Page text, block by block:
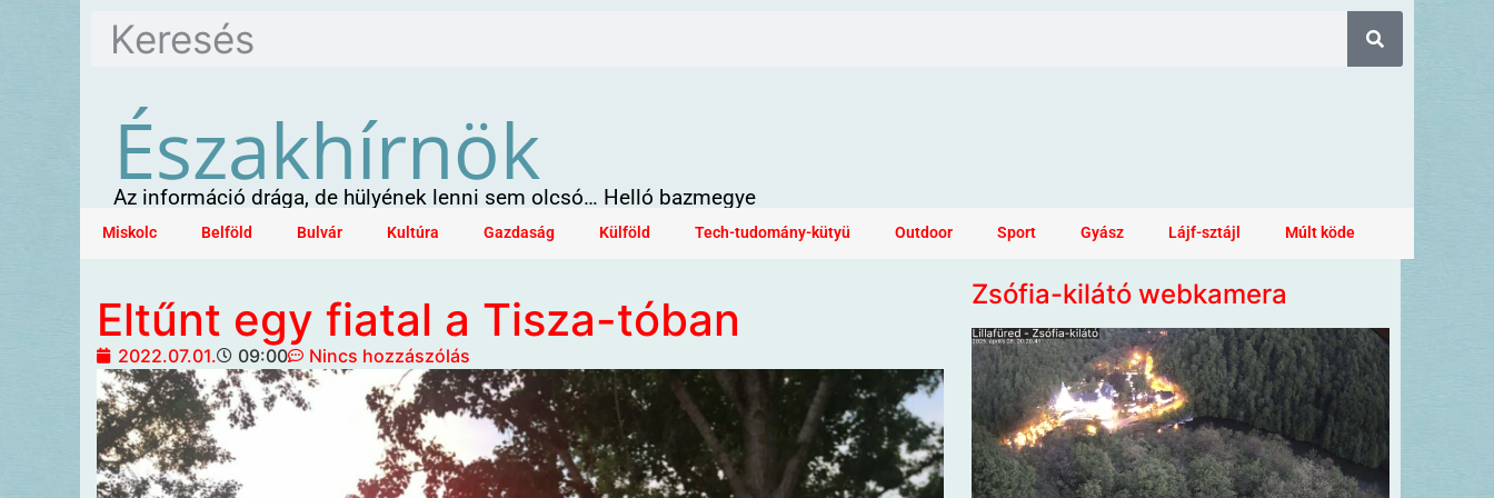
Északhírnök
Az információ drága, de hülyének lenni sem olcsó… Helló bazmegye
Miskolc Belföld Bulvár Kultúra Gazdaság Külföld Tech-tudomány-kütyü Outdoor Sport Gyász Lájf-sztájl Múlt köde
Eltűnt egy fiatal a Tisza-tóban
2022.07.01. 09:00 Nincs hozzászólás
Zsófia-kilátó webkamera